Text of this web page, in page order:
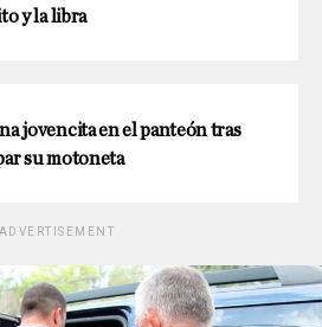
y la libra
jovencita en el panteón tras
su motoneta
ADVERTISEMENT